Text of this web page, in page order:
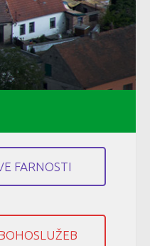
FARNOSTI